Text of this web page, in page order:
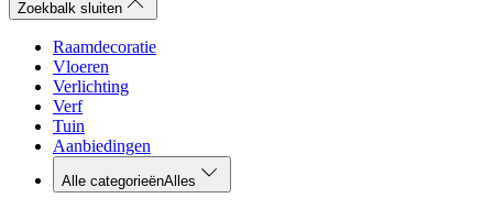
Zoekbalk sluiten
Raamdecoratie
Vloeren
Verlichting
Verf
Tuin
Aanbiedingen
Alle categorieënAlles